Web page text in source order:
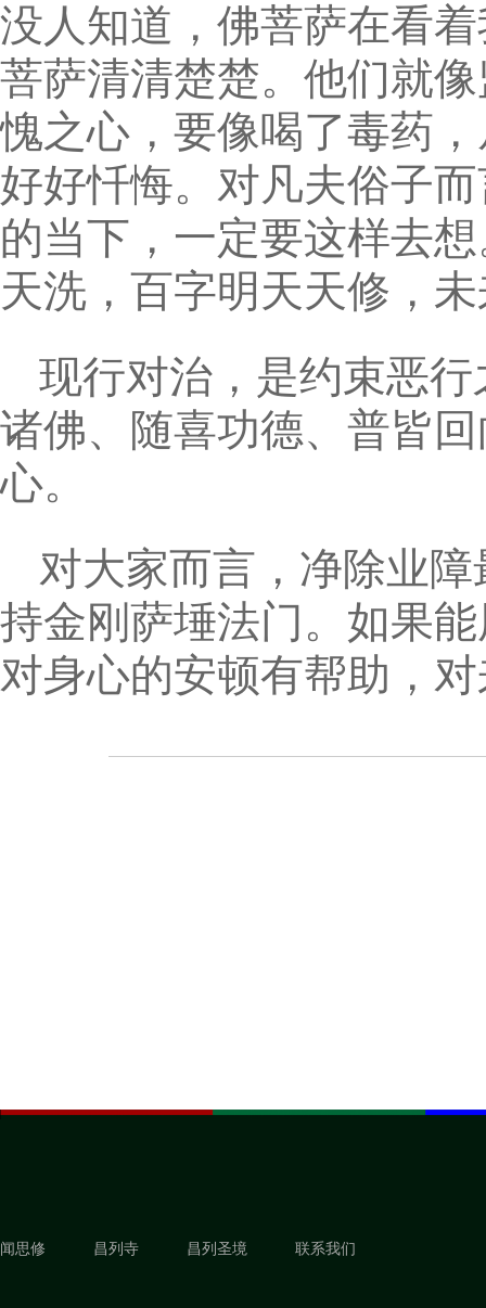
没人知道，佛菩萨在看
菩萨清清楚楚。他们就
愧之心，要像喝了毒药
好好忏悔。对凡夫俗子
的当下，一定要这样去
天洗，百字明天天修，
现行对治，是约束恶
诸佛、随喜功德、普皆
心。
对大家而言，净除业
持金刚萨埵法门。如果
对身心的安顿有帮助，
闻思修 昌列寺 昌列圣境 联系我们